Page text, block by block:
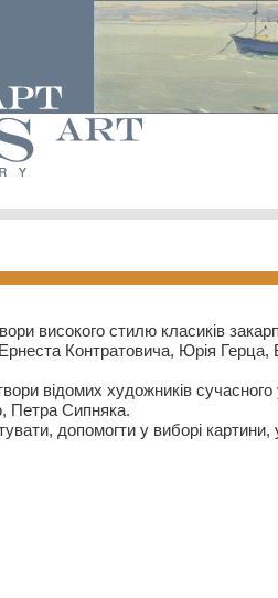
високого стилю класиків
Контратовича, Юрія
відомих художників
Петра Сипняка.
допомогти у виборі картини,